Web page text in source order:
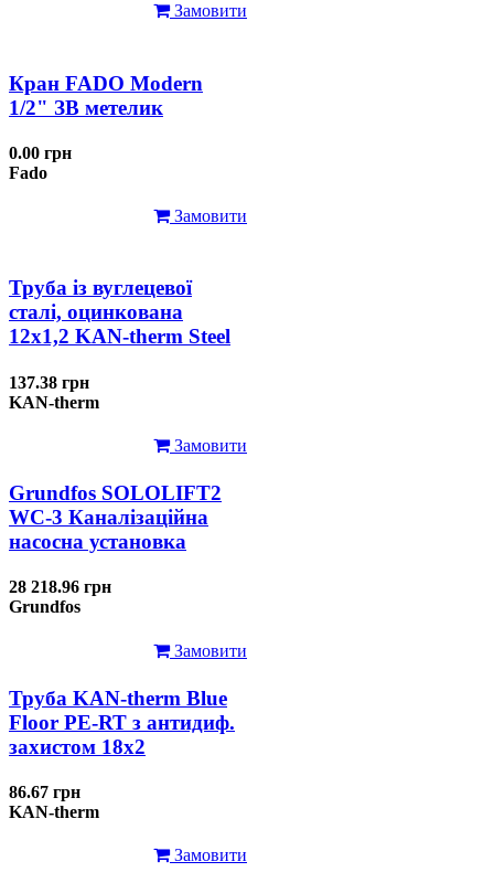
Замовити
Кран FADO Modern
1/2" ЗВ метелик
0.00 грн
Fado
Замовити
Труба із вуглецевої
сталі, оцинкована
12x1,2 KAN-therm Steel
137.38 грн
KAN-therm
Замовити
Grundfos SOLOLIFT2
WC-3 Каналізаційна
насосна установка
28 218.96 грн
Grundfos
Замовити
Труба KAN-therm Blue
Floor PE-RT з антидиф.
захистом 18х2
86.67 грн
KAN-therm
Замовити